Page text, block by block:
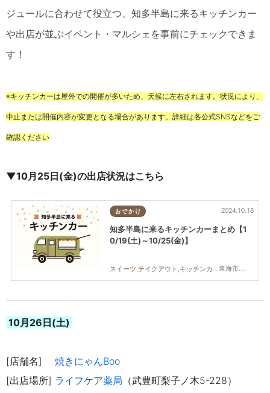
ジュールに合わせて役立つ、知多半島に来るキッチンカー
や出店が並ぶイベント・マルシェを事前にチェックできま
す！
※キッチンカーは屋外での開催が多いため、天候に左右されます。状況により、
中止または開催内容が変更となる場合があります。詳細は各公式SNSなどをご
確認ください
▼10月25日(金)の出店状況はこちら
おでかけ
東海市,大府市,知多市,阿久比町,半田市,常滑市,武豊町,美浜町,南知多町
2024.10.18
知多半島に来るキッチンカーまとめ【1
0/19(土)～10/25(金)】
スイーツ,テイクアウト,キッチンカー,イベント,まとめ記事
10月26日(土)
[店舗名] 焼きにゃんBoo
[出店場所] ライフケア薬局 （武豊町梨子ノ木5-228）